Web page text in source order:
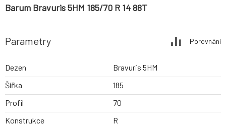
Barum Bravuris 5HM 185/70 R 14 88T
Parametry Porovnání
Dezen
Bravuris 5HM
Šířka
185
Profil
70
Konstrukce
R